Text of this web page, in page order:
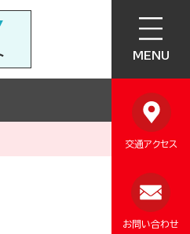
MENU
交通アクセス
お問い合わせ